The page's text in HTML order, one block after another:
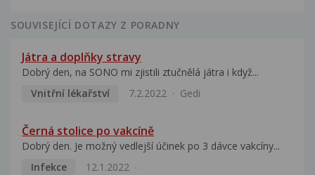
SOUVISEJÍCÍ DOTAZY Z PORADNY
Játra a doplňky stravy
Dobrý den, na SONO mi zjistili ztučnělá játra i když...
Vnitřní lékařství
7.2.2022 Gedi
Černá stolice po vakcíně
Dobrý den. Je možný vedlejší účinek po 3 dávce vakcíny...
Infekce
12.1.2022